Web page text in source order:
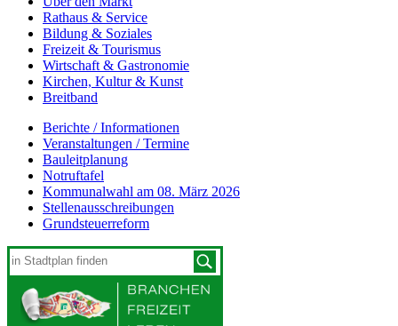
Rathaus & Service
Bildung & Soziales
Freizeit & Tourismus
Wirtschaft & Gastronomie
Kirchen, Kultur & Kunst
Breitband
Berichte / Informationen
Veranstaltungen / Termine
Bauleitplanung
Notruftafel
Kommunalwahl am 08. März 2026
Stellenausschreibungen
Grundsteuerreform